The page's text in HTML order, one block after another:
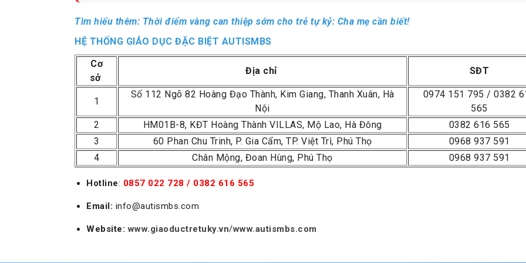
Tìm hiểu thêm: Thời điểm vàng can thiệp sớm cho trẻ tự kỷ: Cha mẹ cần biết!
HỆ THỐNG GIÁO DỤC ĐẶC BIỆT AUTISMBS
Cơ
sở
Địa chỉ SĐT
1
Số 112 Ngõ 82 Hoàng Đạo Thành, Kim Giang, Thanh Xuân, Hà
Nội
0974 151 795 / 0382
565
2
HM01B-8, KĐT Hoàng Thành VILLAS, Mộ Lao, Hà Đông
0382 616 565
3
60 Phan Chu Trinh, P. Gia Cẩm, TP. Việt Trì, Phú Thọ
0968 937 591
4
Chân Mộng, Đoan Hùng, Phú Thọ 0968 937 591
Hotline: 0857 022 728 / 0382 616 565
Email: info@autismbs.com
Website: www.giaoductretuky.vn/www.autismbs.com